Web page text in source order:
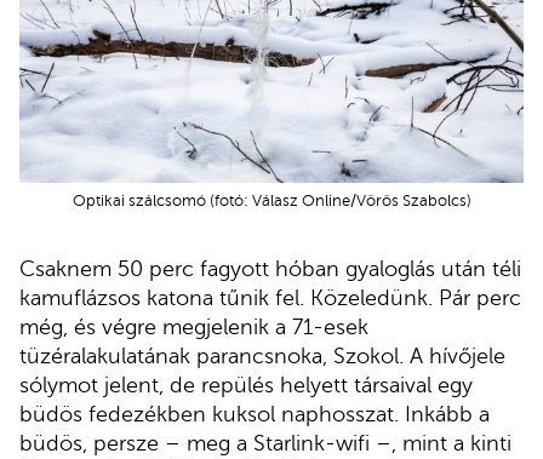
Optikai szálcsomó (fotó: Válasz Online/Vörös Szabolcs)
Csaknem 50 perc fagyott hóban gyaloglás után téli
kamuflázsos katona tűnik fel. Közeledünk. Pár perc
még, és végre megjelenik a 71-esek
tüzéralakulatának parancsnoka, Szokol. A hívőjele
sólymot jelent, de repülés helyett társaival egy
büdös fedezékben kuksol naphosszat. Inkább a
büdös, persze – meg a Starlink-wifi –, mint a kinti